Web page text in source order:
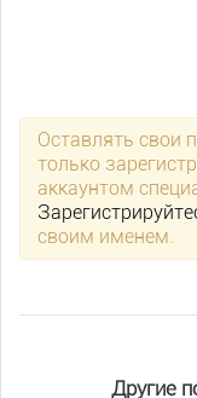
Оставлять свои
только
аккаунтом
своим именем.
Другие